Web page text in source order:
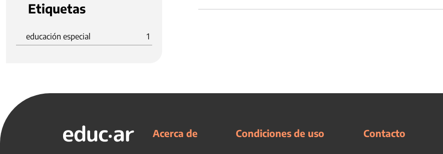
Etiquetas
educación especial 1
Acerca de Condiciones de uso Contacto